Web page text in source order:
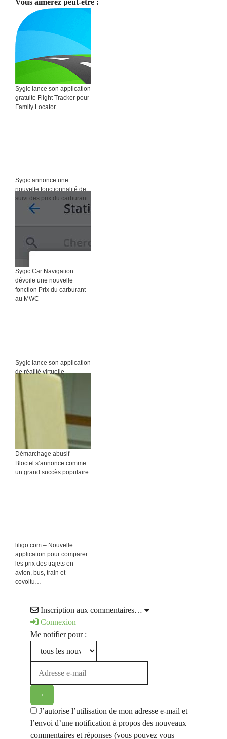
Vous aimerez peut-être :
Sygic lance son application
gratuite Flight Tracker pour
Family Locator
Sygic annonce une
nouvelle fonctionnalité de
suivi des prix du carburant
Sygic Car Navigation
dévoile une nouvelle
fonction Prix du carburant
au MWC
Sygic lance son application
de réalité virtuelle
Démarchage abusif –
Bloctel s’annonce comme
un grand succès populaire
liligo.com – Nouvelle
application pour comparer
les prix des trajets en
avion, bus, train et
covoitu…
Inscription aux commentaires…
Connexion
Me notifier pour :
J’autorise l’utilisation de mon adresse e-mail et
l’envoi d’une notification à propos des nouveaux
commentaires et réponses (vous pouvez vous